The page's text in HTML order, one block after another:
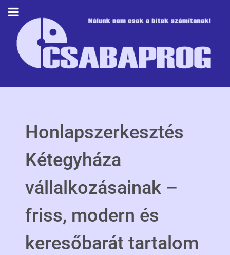
Honlapszerkesztés
Kétegyháza
vállalkozásainak –
friss, modern és
keresőbarát tartalom